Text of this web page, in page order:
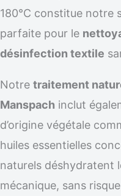
180°C constitue notre
parfaite pour le
désinfection textile
Notre traitement
Manspach inclut
d’origine végétale
huiles essentielles
naturels déshydratent
mécanique, sans